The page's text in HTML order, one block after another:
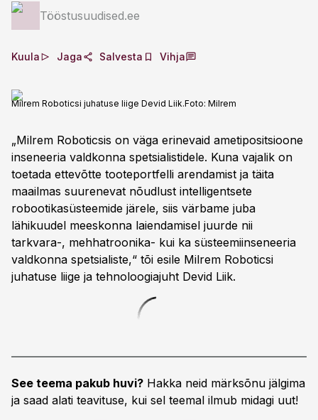
Tööstusuudised.ee
Kuula Jaga Salvesta Vihja
Milrem Roboticsi juhatuse liige Devid Liik.Foto: Milrem
„Milrem Roboticsis on väga erinevaid ametipositsioone
inseneeria valdkonna spetsialistidele. Kuna vajalik on
toetada ettevõtte tooteportfelli arendamist ja täita
maailmas suurenevat nõudlust intelligentsete
robootikasüsteemide järele, siis värbame juba
lähikuudel meeskonna laiendamisel juurde nii
tarkvara-, mehhatroonika- kui ka süsteemiinseneeria
valdkonna spetsialiste,“ tõi esile Milrem Roboticsi
juhatuse liige ja tehnoloogiajuht Devid Liik.
See teema pakub huvi? Hakka neid märksõnu jälgima
ja saad alati teavituse, kui sel teemal ilmub midagi uut!